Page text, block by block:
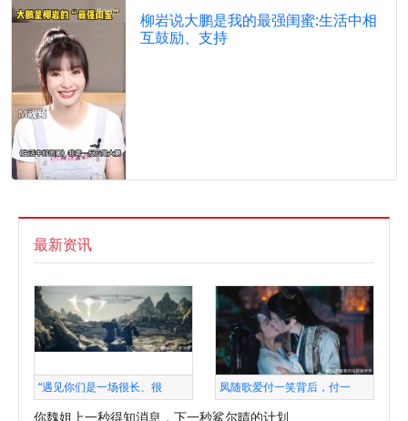
柳岩说大鹏是我的最强闺蜜:生活中相
互鼓励、支持
最新资讯
“遇见你们是一场很长、很 凤随歌爱付一笑背后，付一
你魏姐上一秒得知消息，下一秒鲨尔晴的计划